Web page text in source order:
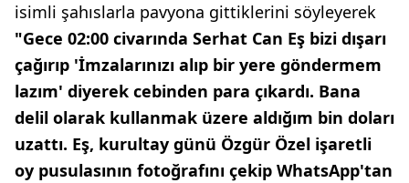
isimli şahıslarla pavyona gittiklerini söyleyerek
"Gece 02:00 civarında Serhat Can Eş bizi dışarı
çağırıp 'İmzalarınızı alıp bir yere göndermem
lazım' diyerek cebinden para çıkardı. Bana
delil olarak kullanmak üzere aldığım bin doları
uzattı. Eş, kurultay günü Özgür Özel işaretli
oy pusulasının fotoğrafını çekip WhatsApp'tan